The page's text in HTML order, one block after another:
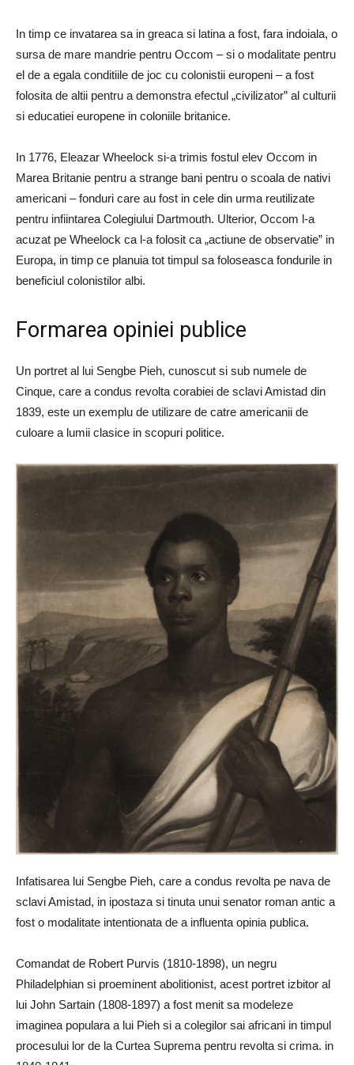
In timp ce invatarea sa in greaca si latina a fost, fara indoiala, o
sursa de mare mandrie pentru Occom – si o modalitate pentru
el de a egala conditiile de joc cu colonistii europeni – a fost
folosita de altii pentru a demonstra efectul „civilizator” al culturii
si educatiei europene in coloniile britanice.
In 1776, Eleazar Wheelock si-a trimis fostul elev Occom in
Marea Britanie pentru a strange bani pentru o scoala de nativi
americani – fonduri care au fost in cele din urma reutilizate
pentru infiintarea Colegiului Dartmouth. Ulterior, Occom l-a
acuzat pe Wheelock ca l-a folosit ca „actiune de observatie” in
Europa, in timp ce planuia tot timpul sa foloseasca fondurile in
beneficiul colonistilor albi.
Formarea opiniei publice
Un portret al lui Sengbe Pieh, cunoscut si sub numele de
Cinque, care a condus revolta corabiei de sclavi Amistad din
1839, este un exemplu de utilizare de catre americanii de
culoare a lumii clasice in scopuri politice.
Infatisarea lui Sengbe Pieh, care a condus revolta pe nava de
sclavi Amistad, in ipostaza si tinuta unui senator roman antic a
fost o modalitate intentionata de a influenta opinia publica.
Comandat de Robert Purvis (1810-1898), un negru
Philadelphian si proeminent abolitionist, acest portret izbitor al
lui John Sartain (1808-1897) a fost menit sa modeleze
imaginea populara a lui Pieh si a colegilor sai africani in timpul
procesului lor de la Curtea Suprema pentru revolta si crima. in